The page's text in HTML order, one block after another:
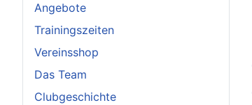
Angebote
Trainingszeiten
Vereinsshop
Das Team
Clubgeschichte